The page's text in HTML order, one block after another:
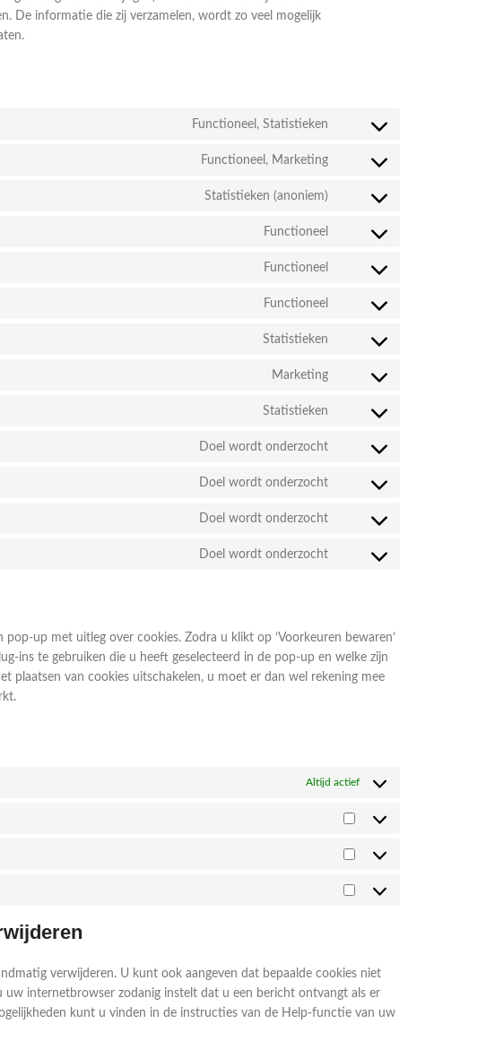
De informatie die zij verzamelen, wordt zo veel mogelijk
Functioneel, Statistieken
Functioneel, Marketing
Statistieken (anoniem)
Functioneel
Functioneel
Functioneel
Statistieken
Marketing
Statistieken
Doel wordt onderzocht
Doel wordt onderzocht
Doel wordt onderzocht
Doel wordt onderzocht
up met uitleg over cookies. Zodra u klikt op ‘Voorkeuren bewaren’
ins te gebruiken die u heeft geselecteerd in de pop-up en welke zijn
plaatsen van cookies uitschakelen, u moet er dan wel rekening mee
Altijd actief
verwijderen. U kunt ook aangeven dat bepaalde cookies niet
uw internetbrowser zodanig instelt dat u een bericht ontvangt als er
kunt u vinden in de instructies van de Help-functie van uw